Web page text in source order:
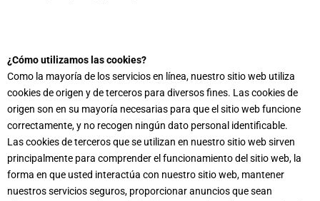
¿Cómo utilizamos las cookies?
Como la mayoría de los servicios en línea, nuestro sitio web utiliza
cookies de origen y de terceros para diversos fines. Las cookies de
origen son en su mayoría necesarias para que el sitio web funcione
correctamente, y no recogen ningún dato personal identificable.
Las cookies de terceros que se utilizan en nuestro sitio web sirven
principalmente para comprender el funcionamiento del sitio web, la
forma en que usted interactúa con nuestro sitio web, mantener
nuestros servicios seguros, proporcionar anuncios que sean